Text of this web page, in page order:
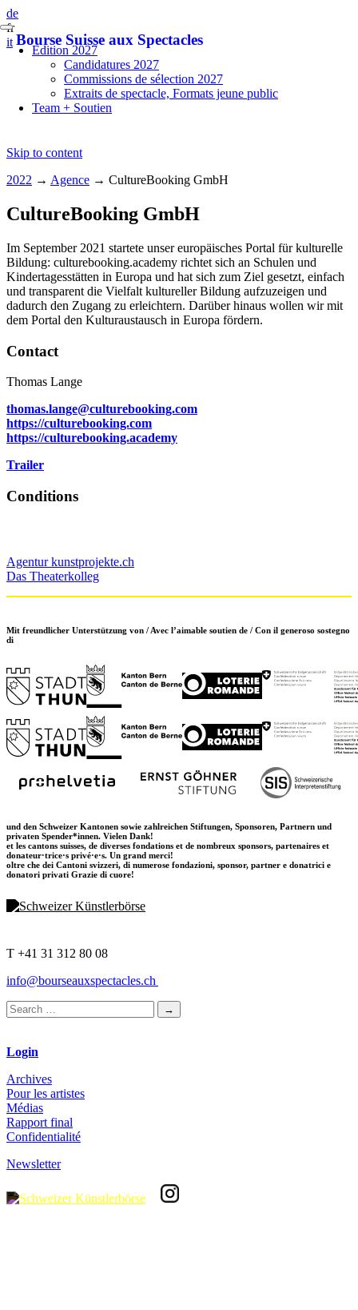
de
fr
it Bourse Suisse aux Spectacles
Skip to content
Edition 2027
Candidatures 2027
Commissions de sélection 2027
Extraits de spectacle, Formats jeune public
Team + Soutien
2022 → Agence → CultureBooking GmbH
CultureBooking GmbH
Im September 2021 startete unser europäisches Portal für kulturelle
Bildung: culturebooking.academy richtet sich an Schulen und
Kindertagesstätten in Europa und hat sich zum Ziel gesetzt, einfach
und transparent die Vielfalt kultureller Bildung aufzuzeigen und
dadurch den Zugang zu erleichtern. Darüber hinaus wollen wir mit
dem Portal den Kulturaustausch in Europa fördern.
Contact
Thomas Lange
thomas.lange@culturebooking.com
https://culturebooking.com
https://culturebooking.academy
Trailer
Conditions
Agentur kunstprojekte.ch
Das Theaterkolleg
Mit freundlicher Unterstützung von / Avec l’aimable soutien de / Con il generoso sostegno
di
und den Schweizer Kantonen sowie zahlreichen Stiftungen, Sponsoren, Partnern und
privaten Spender*innen. Vielen Dank!
et les cantons suisses, de diverses fondations et de nombreux sponsors, partenaires et
donateur·trice·s privé·e·s. Un grand merci!
oltre che dei Cantoni svizzeri, di numerose fondazioni, sponsor, partner e donatrici e
donatori privati Grazie di cuore!
T +41 31 312 80 08
info@bourseauxspectacles.ch
Login
Archives
Pour les artistes
Médias
Rapport final
Confidentialité
Newsletter